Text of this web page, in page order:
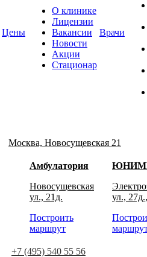
Цены
О клинике
Лицензии
Вакансии
Новости
Акции
Стационар
Врачи
Москва, Новосущевская 21
Амбулатория
Новосущевская
ул., 21д.
Построить
маршрут
ул.,
+7 (495) 540 55 56